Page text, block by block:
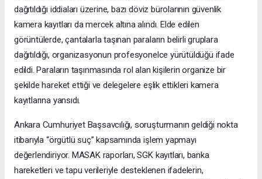
dağıtıldığı iddiaları üzerine, bazı döviz bürolarının güvenlik
kamera kayıtları da mercek altına alındı. Elde edilen
görüntülerde, çantalarla taşınan paraların belirli gruplara
dağıtıldığı, organizasyonun profesyonelce yürütüldüğü ifade
edildi. Paraların taşınmasında rol alan kişilerin organize bir
şekilde hareket ettiği ve delegelere eşlik ettikleri kamera
kayıtlarına yansıdı.
Ankara Cumhuriyet Başsavcılığı, soruşturmanın geldiği nokta
itibarıyla “örgütlü suç” kapsamında işlem yapmayı
değerlendiriyor. MASAK raporları, SGK kayıtları, banka
hareketleri ve tapu verileriyle desteklenen ifadelerin,